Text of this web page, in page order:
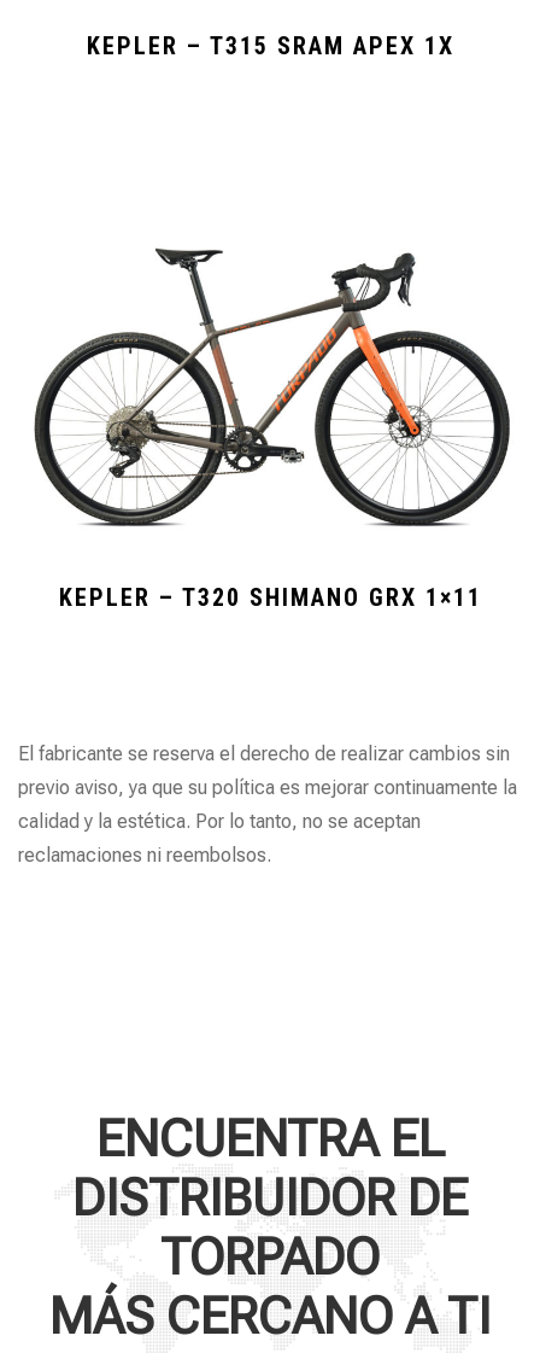
KEPLER – T315 SRAM APEX 1X
KEPLER – T320 SHIMANO GRX 1×11
El fabricante se reserva el derecho de realizar cambios sin
previo aviso, ya que su política es mejorar continuamente la
calidad y la estética. Por lo tanto, no se aceptan
reclamaciones ni reembolsos.
ENCUENTRA EL
DISTRIBUIDOR DE
TORPADO
MÁS CERCANO A TI